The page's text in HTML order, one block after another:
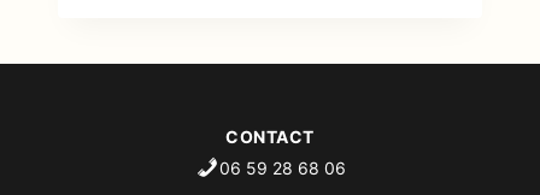
CONTACT
06 59 28 68 06